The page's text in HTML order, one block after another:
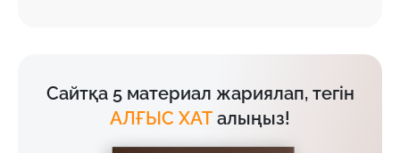
Сайтқа 5 материал жариялап, тегін
АЛҒЫС ХАТ алыңыз!